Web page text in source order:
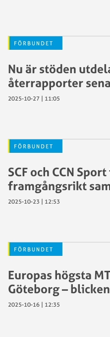
FÖRBUNDET
Nu är stöden
återrapporter
2025-10-27 | 11:05
FÖRBUNDET
SCF och CCN
framgångsrikt
2025-10-23 | 12:53
FÖRBUNDET
Europas högsta
Göteborg –
2025-10-16 | 12:35